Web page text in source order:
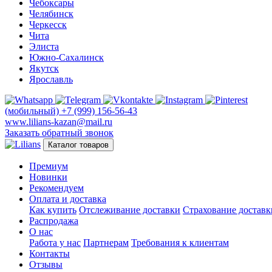
Чебоксары
Челябинск
Черкесск
Чита
Элиста
Южно-Сахалинск
Якутск
Ярославль
(мобильный) +7 (999) 156-56-43
www.lilians-kazan@mail.ru
Заказать обратный звонок
Каталог товаров
Премиум
Новинки
Рекомендуем
Оплата и доставка
Как купить Отслеживание доставки Страхование
Распродажа
О нас
Работа у нас Партнерам Требования к клиентам
Контакты
Отзывы